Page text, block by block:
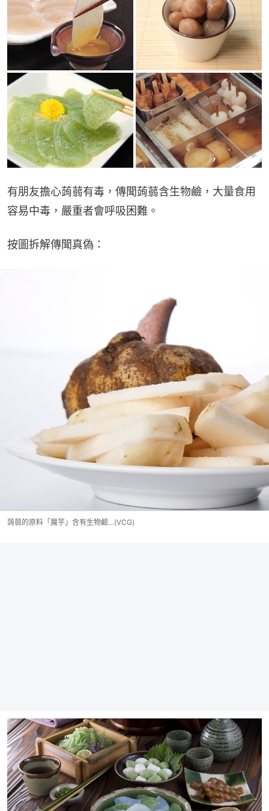
有朋友擔心蒟蒻有毒，傳聞蒟蒻含生物鹼，大量食用
容易中毒，嚴重者會呼吸困難。
按圖拆解傳聞真偽：
蒟蒻的原料「魔芋」含有生物鹼…(VCG)